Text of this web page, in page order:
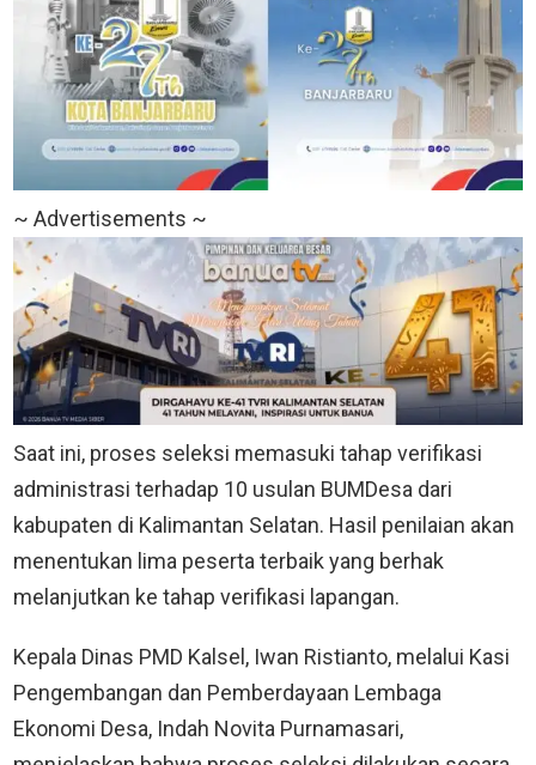
~ Advertisements ~
Saat ini, proses seleksi memasuki tahap verifikasi
administrasi terhadap 10 usulan BUMDesa dari
kabupaten di Kalimantan Selatan. Hasil penilaian akan
menentukan lima peserta terbaik yang berhak
melanjutkan ke tahap verifikasi lapangan.
Kepala Dinas PMD Kalsel, Iwan Ristianto, melalui Kasi
Pengembangan dan Pemberdayaan Lembaga
Ekonomi Desa, Indah Novita Purnamasari,